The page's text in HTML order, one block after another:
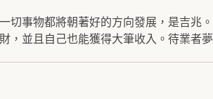
切事物都將朝著好的方向發展，是吉兆
，並且自己也能獲得大筆收入。待業者